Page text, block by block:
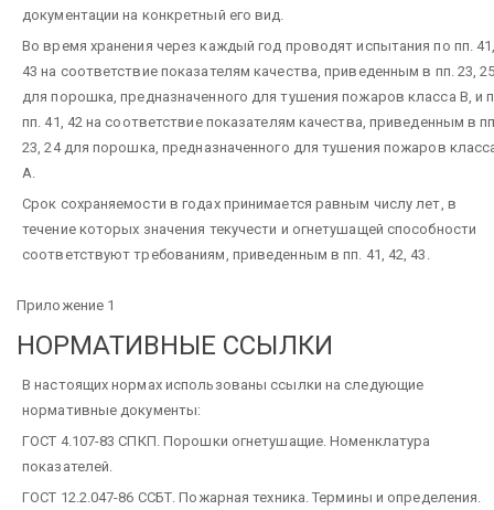
документации на конкретный его вид.
Во время хранения через каждый год проводят испытания по пп.
43 на соответствие показателям качества, приведенным в пп. 23,
для порошка, предназначенного для тушения пожаров класса В, и
пп. 41, 42 на соответствие показателям качества, приведенным в
23, 24 для порошка, предназначенного для тушения пожаров
А.
Срок сохраняемости в годах принимается равным числу лет, в
течение которых значения текучести и огнетушащей способности
соответствуют требованиям, приведенным в пп. 41, 42, 43.
Приложение 1
НОРМАТИВНЫЕ ССЫЛКИ
В настоящих нормах использованы ссылки на следующие
нормативные документы:
ГОСТ 4.107-83 СПКП. Порошки огнетушащие. Номенклатура
показателей.
ГОСТ 12.2.047-86 ССБТ. Пожарная техника. Термины и определения.